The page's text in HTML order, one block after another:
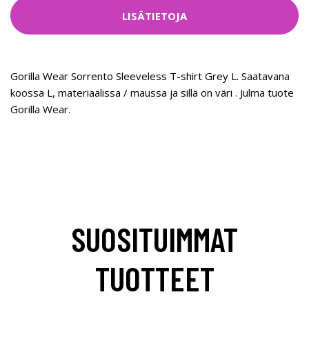
LISÄTIETOJA
Gorilla Wear Sorrento Sleeveless T-shirt Grey L. Saatavana
koossa L, materiaalissa / maussa ja sillä on väri . Julma tuote
Gorilla Wear.
SUOSITUIMMAT
TUOTTEET